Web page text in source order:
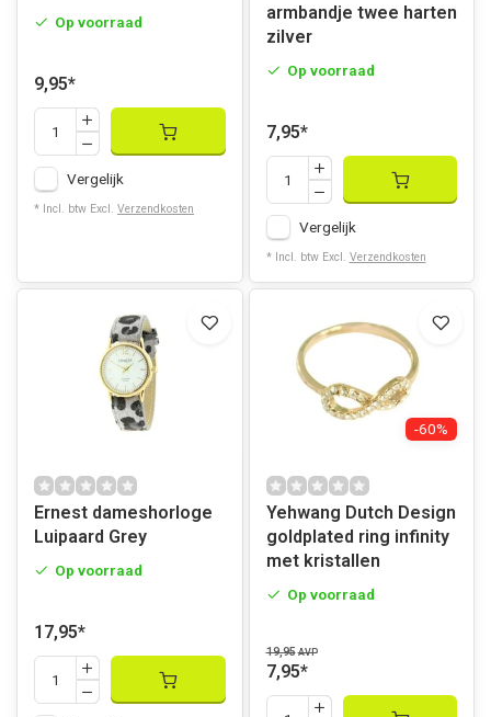
Op voorraad
9,95*
Vergelijk
* Incl. btw Excl. Verzendkosten
armbandje twee harten
zilver
Op voorraad
7,95*
Vergelijk
* Incl. btw Excl. Verzendkosten
Ernest dameshorloge
Luipaard Grey
Op voorraad
17,95*
-60%
Yehwang Dutch Design
goldplated ring infinity
met kristallen
Op voorraad
19,95 AVP
7,95*